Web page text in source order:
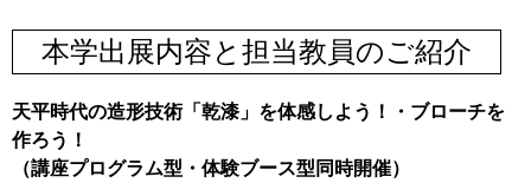
本学出展内容と担当教員のご紹介
天平時代の造形技術「乾漆」を体感しよう！・ブローチを
作ろう！
（講座プログラム型・体験ブース型同時開催）